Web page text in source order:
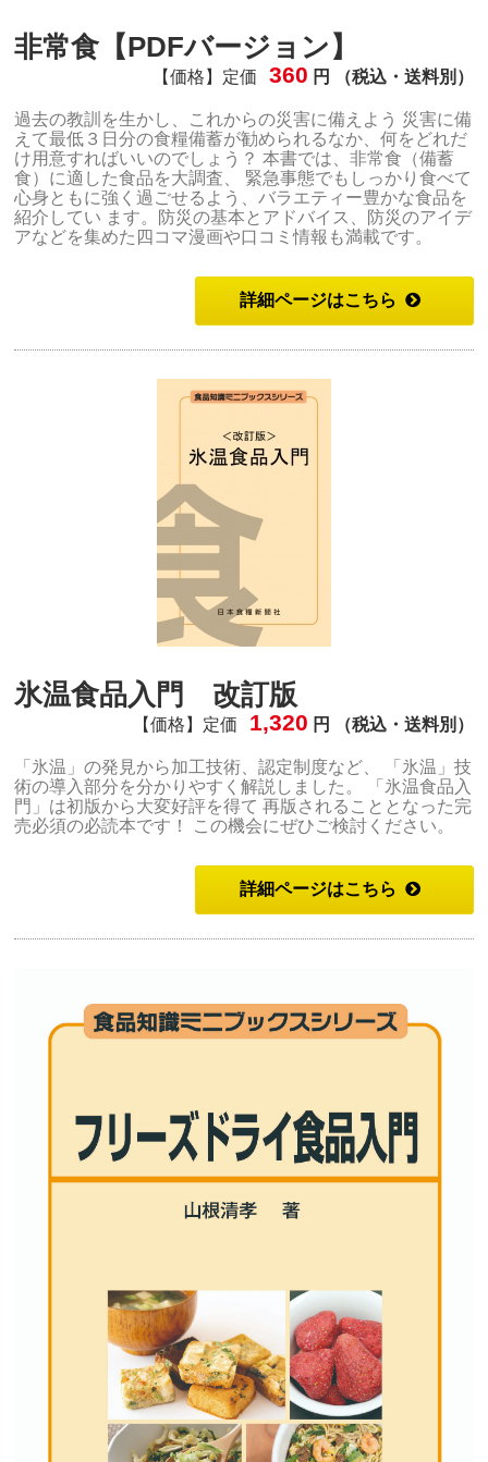
非常食【PDFバージョン】
【価格】定価 360 円 （税込・送料別）
過去の教訓を生かし、これからの災害に備えよう 災害に備
えて最低３日分の食糧備蓄が勧められるなか、何をどれだ
け用意すればいいのでしょう？ 本書では、非常食（備蓄
食）に適した食品を大調査、 緊急事態でもしっかり食べて
心身ともに強く過ごせるよう、バラエティー豊かな食品を
紹介してい ます。防災の基本とアドバイス、防災のアイデ
アなどを集めた四コマ漫画や口コミ情報も満載です。
詳細ページはこちら
氷温食品入門 改訂版
【価格】定価 1,320 円 （税込・送料別）
「氷温」の発見から加工技術、認定制度など、 「氷温」技
術の導入部分を分かりやすく解説しました。 「氷温食品入
門」は初版から大変好評を得て 再版されることとなった完
売必須の必読本です！ この機会にぜひご検討ください。
詳細ページはこちら